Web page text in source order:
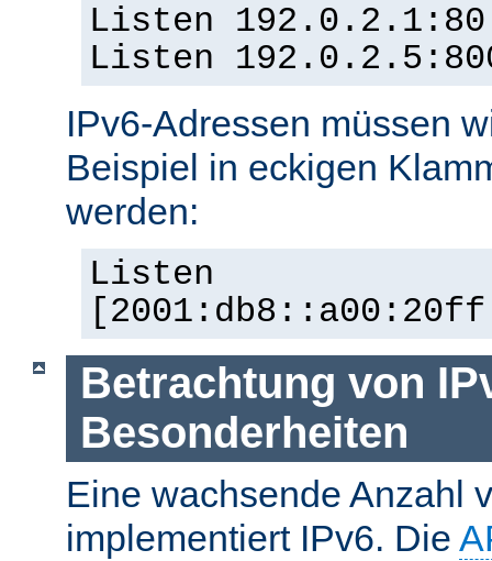
Listen 192.0.2.1:80
Listen
IPv6-Adressen müssen
Beispiel in eckigen
werden:
Listen
Betrachtung von
Besonderheiten
Eine wachsende Anzahl
implementiert IPv6. Die